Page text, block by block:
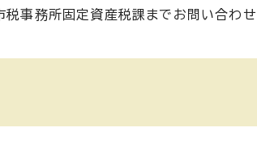
事務所固定資産税課までお問い合わせ